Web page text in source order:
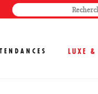
TENDANCES LUXE &